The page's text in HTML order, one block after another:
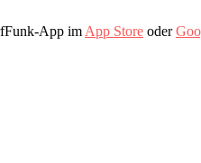
App imApp Store oder